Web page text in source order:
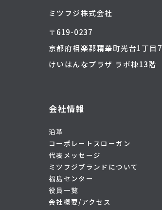
ミツフジ株式会社
〒619-0237
京都府相楽郡精華町光台1丁目7
けいはんなプラザ ラボ棟13階
会社情報
沿革
コーポレートスローガン
代表メッセージ
ミツフジブランドについて
福島センター
役員一覧
会社概要/アクセス